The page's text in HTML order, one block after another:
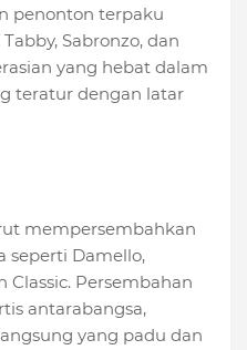
penonton terpaku
Sabronzo, dan
yang hebat dalam
teratur dengan latar
mempersembahkan
seperti Damello,
Classic. Persembahan
antarabangsa,
yang padu dan